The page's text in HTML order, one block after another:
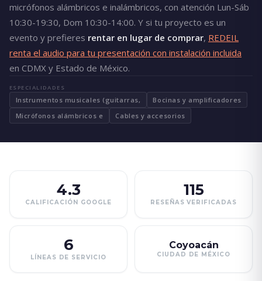
micrófonos alámbricos e inalámbricos, con atención Lun-Sáb
10:30-19:30, Dom 10:30-14:00. Y si tu proyecto es un
evento y prefieres rentar en lugar de comprar, REDEIL
renta el audio para tu presentación con instalación incluida
en CDMX y Estado de México.
ESPECIALIDADES
Instrumentos musicales (guitarras,
Bocinas y amplificadores
Micrófonos alámbricos e
Cables y accesorios
4.3
CALIFICACIÓN GOOGLE
115
RESEÑAS VERIFICADAS
6
LÍNEAS DE SERVICIO
Coyoacán
CIUDAD DE MÉXICO